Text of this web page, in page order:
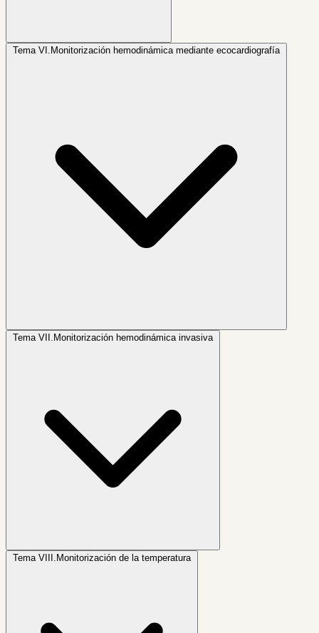
Tema VI. Monitorización hemodinámica mediante ecocardiografía
Tema VII. Monitorización hemodinámica invasiva
Tema VIII. Monitorización de la temperatura